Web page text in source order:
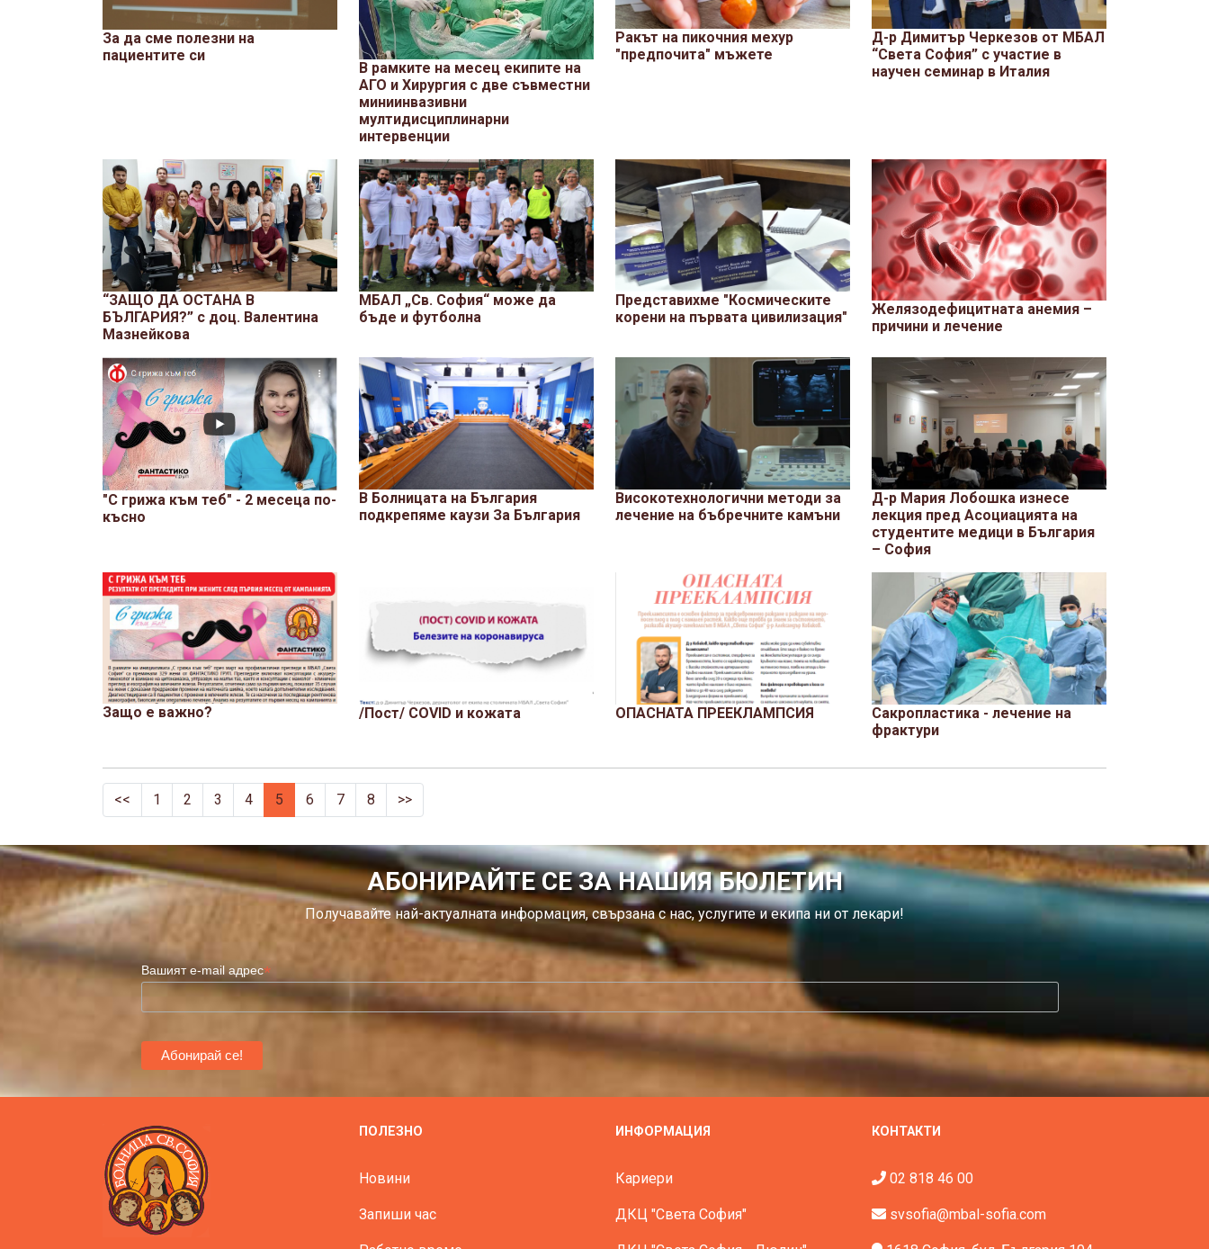
За да сме полезни на
пациентите си
В рамките на месец екипите на
АГО и Хирургия с две съвместни
миниинвазивни
мултидисциплинарни
интервенции
Ракът на пикочния мехур
"предпочита" мъжете
Д-р Димитър Черкезов от МБАЛ
“Света София” с участие в
научен семинар в Италия
“ЗАЩО ДА ОСТАНА В
БЪЛГАРИЯ?” с доц. Валентина
Мазнейкова
МБАЛ „Св. София“ може да
бъде и футболна
Представихме "Космическите
корени на първата цивилизация"
Желязодефицитната анемия –
причини и лечение
"С грижа към теб" - 2 месеца по-
късно
В Болницата на България
подкрепяме каузи За България
Високотехнологични методи за
лечение на бъбречните камъни
Д-р Мария Лобошка изнесе
лекция пред Асоциацията на
студентите медици в България
– София
Защо е важно? /Пост/ COVID и кожата ОПАСНАТА ПРЕЕКЛАМПСИЯ
Сакропластика - лечение на
фрактури
<< 1 2 3 4 5 6 7 8 >>
АБОНИРАЙТЕ СЕ ЗА НАШИЯ БЮЛЕТИН
Получавайте най-актуалната информация, свързана с нас, услугите и екипа ни от лекари!
Вашият e-mail адрес*
ПОЛЕЗНО
Новини
Запиши час
ИНФОРМАЦИЯ
Кариери
ДКЦ "Света София"
КОНТАКТИ
02 818 46 00
svsofia@mbal-sofia.com